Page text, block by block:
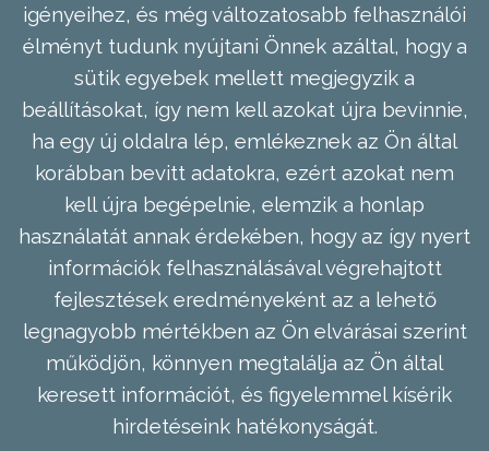
igényeihez, és még változatosabb felhasználói
élményt tudunk nyújtani Önnek azáltal, hogy a
sütik egyebek mellett megjegyzik a
beállításokat, így nem kell azokat újra bevinnie,
ha egy új oldalra lép, emlékeznek az Ön által
korábban bevitt adatokra, ezért azokat nem
kell újra begépelnie, elemzik a honlap
használatát annak érdekében, hogy az így nyert
információk felhasználásával végrehajtott
fejlesztések eredményeként az a lehető
legnagyobb mértékben az Ön elvárásai szerint
működjön, könnyen megtalálja az Ön által
keresett információt, és figyelemmel kísérik
hirdetéseink hatékonyságát.